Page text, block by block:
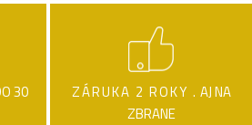
30
ZÁRUKA 2 ROKY . AJ NA
ZBRANE